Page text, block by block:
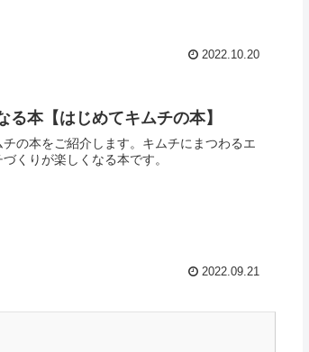
2022.10.20
る本【はじめてキムチの本】
の本をご紹介します。キムチにまつわるエ
くりが楽しくなる本です。
2022.09.21